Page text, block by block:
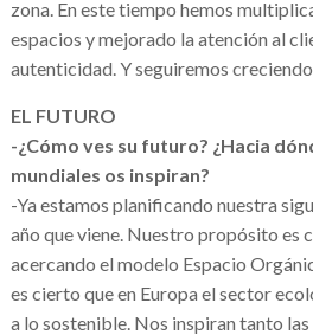
zona. En este tiempo hemos
espacios y mejorado la atención al
autenticidad. Y seguiremos
EL FUTURO
-¿Cómo ves su futuro? ¿Hacia
mundiales os inspiran?
-Ya estamos planificando nuestra
año que viene. Nuestro propósito es
acercando el modelo Espacio
es cierto que en Europa el sector
a lo sostenible. Nos inspiran tanto